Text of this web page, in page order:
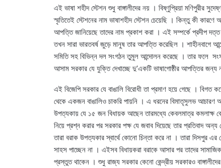
এই ভাষা শহীদ স্টেশন শুধু বাঙ্গালীদের নয় । বিষ্ণুপ্রিয়া মণিপুরীর
স্মৃতিতেই স্টেশনের নাম ভাষাশহীদ স্টেশন চেয়েছি । কিন্তু কী
আপত্তি জানিয়েছে তাদের নাম প্রকাশ করা । এই সম্পর্কে প্রদীপ
তখন সারা ভারতবর্ষ জুড়ে মানুষ তার আপত্তি করেছিল ।
সমিতি সহ বিভিন্ন দল সংগঠন তুমুল আন্দোলন করেছে । তার ফলে
আসাম সরকার যে যুক্তি দেখাচ্ছে দু’একটি ভাষাগোষ্ঠীর আপত্তির জন্য
এই বিজেপি সরকার যে বাঙালি বিরোধী তা প্রমাণ হয়ে গেছে । বিগত
থেকে একজন বাঙালিও চাকরি পায়নি । এ ধরনের বিমাতৃসুলভ আচারণ
উপত্যকায় যে ১৫ জন বিধায়ক আছেন তারমধ্যে কেবলমাত্র কমলাক্ষ
নিয়ে প্রশ্ন করার পর সরকার পক্ষ যে জবাব দিয়েছে তার প্রতিবাদ
তারা বরাক উপত্যকার স্বার্থে কোনো চিন্তা করে না । তারা দিসপুর
সাহস পাচ্ছেন না । এইসব বিধায়করা বরাকে আসার পর তাদের
প্রস্তুত থাকেন । শুধু রাজ্য সরকার কেনো কেন্দ্রীয় সরকারও